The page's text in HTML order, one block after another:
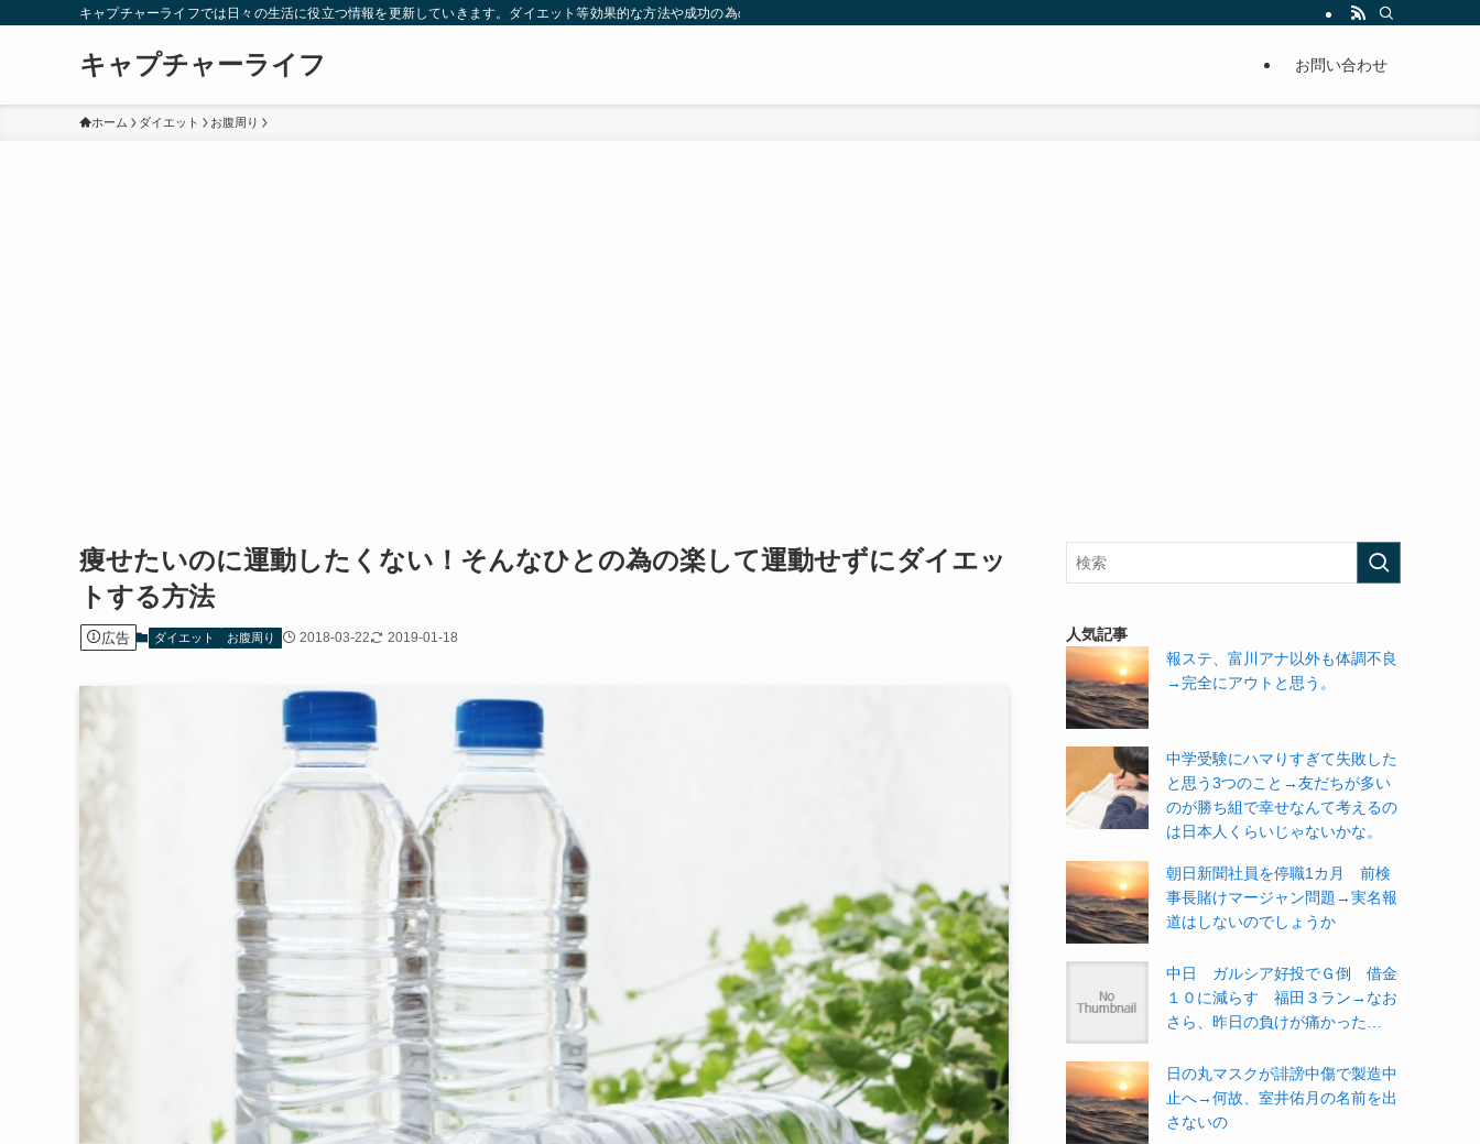
キャプチャーライフでは日々の生活に役立つ情報を更新していきます。ダイエット等効果的な方法や成功の為の秘訣等。太ったり悩んでいる方々が簡単に痩せることが出来るように分かりやすくまとめています。
キャプチャーライフ お問い合わせ
ホーム ダイエット お腹周り
痩せたいのに運動したくない！そんなひとの為の楽して運動せずにダイエッ
トする方法
広告 ダイエット お腹周り 2018-03-22 2019-01-18
人気記事
報ステ、富川アナ以外も体調不良
→完全にアウトと思う。
中学受験にハマりすぎて失敗した
と思う3つのこと→友だちが多い
のが勝ち組で幸せなんて考えるの
は日本人くらいじゃないかな。
朝日新聞社員を停職1カ月 前検
事長賭けマージャン問題→実名報
道はしないのでしょうか
中日 ガルシア好投でＧ倒 借金
１０に減らす 福田３ラン→なお
さら、昨日の負けが痛かった…
日の丸マスクが誹謗中傷で製造中
止へ→何故、室井佑月の名前を出
さないの